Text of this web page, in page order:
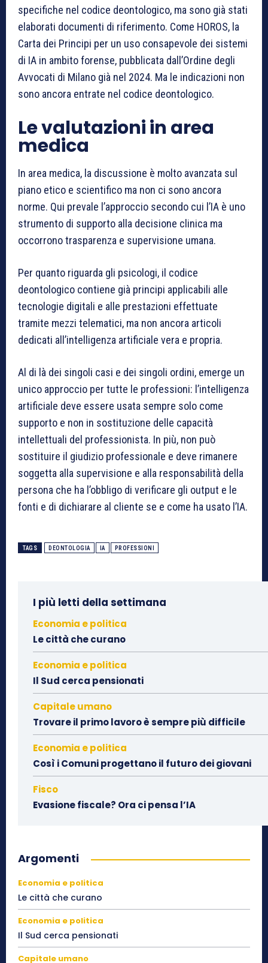
specifiche nel codice deontologico, ma sono già stati
elaborati documenti di riferimento. Come HOROS, la
Carta dei Principi per un uso consapevole dei sistemi
di IA in ambito forense, pubblicata dall’Ordine degli
Avvocati di Milano già nel 2024. Ma le indicazioni non
sono ancora entrate nel codice deontologico.
Le valutazioni in area
medica
In area medica, la discussione è molto avanzata sul
piano etico e scientifico ma non ci sono ancora
norme. Qui prevale l’approccio secondo cui l’IA è uno
strumento di supporto alla decisione clinica ma
occorrono trasparenza e supervisione umana.
Per quanto riguarda gli psicologi, il codice
deontologico contiene già principi applicabili alle
tecnologie digitali e alle prestazioni effettuate
tramite mezzi telematici, ma non ancora articoli
dedicati all’intelligenza artificiale vera e propria.
Al di là dei singoli casi e dei singoli ordini, emerge un
unico approccio per tutte le professioni: l’intelligenza
artificiale deve essere usata sempre solo come
supporto e non in sostituzione delle capacità
intellettuali del professionista. In più, non può
sostituire il giudizio professionale e deve rimanere
soggetta alla supervisione e alla responsabilità della
persona che ha l’obbligo di verificare gli output e le
fonti e di dichiarare al cliente se e come ha usato l’IA.
TAGS DEONTOLOGIA IA PROFESSIONI
I più letti della settimana
Economia e politica
Le città che curano
Economia e politica
Il Sud cerca pensionati
Capitale umano
Trovare il primo lavoro è sempre più difficile
Economia e politica
Così i Comuni progettano il futuro dei giovani
Fisco
Evasione fiscale? Ora ci pensa l’IA
Argomenti
Economia e politica
Le città che curano
Economia e politica
Il Sud cerca pensionati
Capitale umano